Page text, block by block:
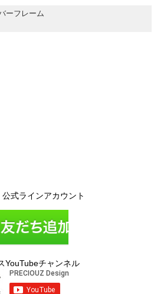
ーフレーム
式ラインアカウント
YouTubeチャンネル